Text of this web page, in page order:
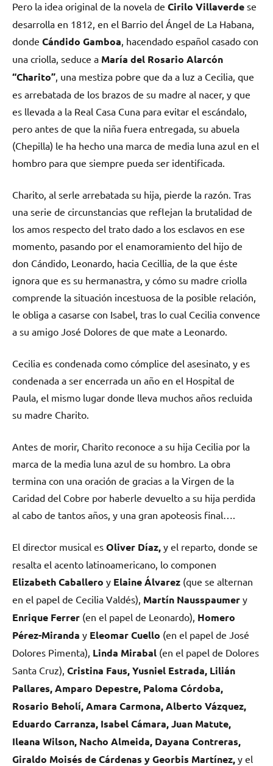
Pero la idea original de la novela de Cirilo Villaverde se
desarrolla en 1812, en el Barrio del Ángel de La Habana,
donde Cándido Gamboa , hacendado español casado con
una criolla, seduce a María del Rosario Alarcón
“Charito” , una mestiza pobre que da a luz a Cecilia, que
es arrebatada de los brazos de su madre al nacer, y que
es llevada a la Real Casa Cuna para evitar el escándalo,
pero antes de que la niña fuera entregada, su abuela
(Chepilla) le ha hecho una marca de media luna azul en el
hombro para que siempre pueda ser identificada.
Charito, al serle arrebatada su hija, pierde la razón. Tras
una serie de circunstancias que reflejan la brutalidad de
los amos respecto del trato dado a los esclavos en ese
momento, pasando por el enamoramiento del hijo de
don Cándido, Leonardo, hacia Cecillia, de la que éste
ignora que es su hermanastra, y cómo su madre criolla
comprende la situación incestuosa de la posible relación,
le obliga a casarse con Isabel, tras lo cual Cecilia convence
a su amigo José Dolores de que mate a Leonardo.
Cecilia es condenada como cómplice del asesinato, y es
condenada a ser encerrada un año en el Hospital de
Paula, el mismo lugar donde lleva muchos años recluida
su madre Charito.
Antes de morir, Charito reconoce a su hija Cecilia por la
marca de la media luna azul de su hombro. La obra
termina con una oración de gracias a la Virgen de la
Caridad del Cobre por haberle devuelto a su hija perdida
al cabo de tantos años, y una gran apoteosis final….
El director musical es Oliver Díaz, y el reparto, donde se
resalta el acento latinoamericano, lo componen
Elizabeth Caballero y Elaine Álvarez (que se alternan
en el papel de Cecilia Valdés), Martín Nausspaumer y
Enrique Ferrer (en el papel de Leonardo), Homero
Pérez-Miranda y Eleomar Cuello (en el papel de José
Dolores Pimenta), Linda Mirabal (en el papel de Dolores
Santa Cruz), Cristina Faus, Yusniel Estrada, Lilián
Pallares, Amparo Depestre, Paloma Córdoba,
Rosario Beholí, Amara Carmona, Alberto Vázquez,
Eduardo Carranza, Isabel Cámara, Juan Matute,
Ileana Wilson, Nacho Almeida, Dayana Contreras,
Giraldo Moisés de Cárdenas y Georbis Martínez, y el